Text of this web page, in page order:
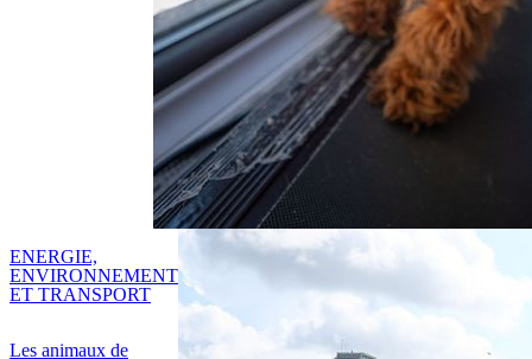
Les animaux de
ENERGIE,
ENVIRONNEMENT
ET TRANSPORT